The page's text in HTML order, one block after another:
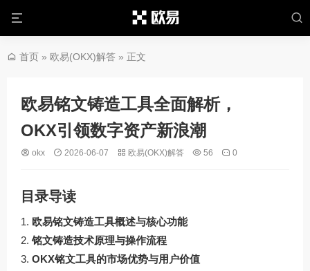
首页 » 欧易(OKX)解答 » 正文
欧易铭文铸造工具全面解析，
OKX引领数字资产新浪潮
okx 2026-06-07 欧易(OKX)解答 56 0
目录导读
欧易铭文铸造工具概述与核心功能
铭文铸造技术原理与操作流程
OKX铭文工具的市场优势与用户价值